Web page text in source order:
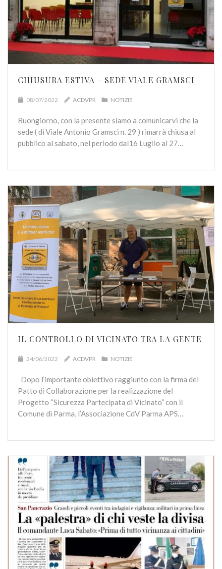
CHIUSURA ESTIVA – SEDE VIALE GRAMSCI
08/07/2022 ACDVPR NOTIZIE
Buongiorno, con la presente siamo a comunicarvi che la
sede ( di Viale Antonio Gramsci n. 29 ) rimarrà chiusa al
pubblico al sabato, nel periodo dal16 Luglio al 27…
IL CONTROLLO DI VICINATO TRA LA GENTE
24/06/2022 ACDVPR NOTIZIE
Dopo l’importante obiettivo raggiunto con la firma del
Patto di Collaborazione per la realizzazione del
Progetto “Sicurezza Partecipata di Vicinato” con il
Comune di Parma, l’Associazione CdV Parma APS…